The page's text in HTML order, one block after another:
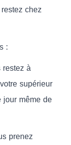
chez
:
restez à
supérieur
jour même de
prenez